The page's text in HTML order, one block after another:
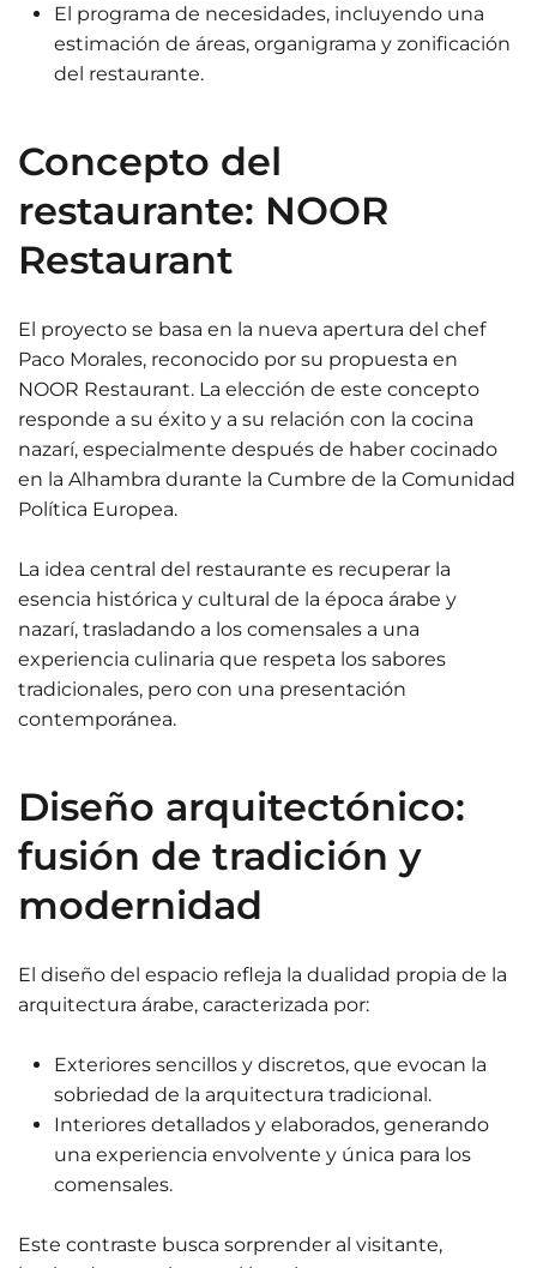
El programa de necesidades, incluyendo una
estimación de áreas, organigrama y zonificación
del restaurante.
Concepto del
restaurante: NOOR
Restaurant
El proyecto se basa en la nueva apertura del chef
Paco Morales, reconocido por su propuesta en
NOOR Restaurant. La elección de este concepto
responde a su éxito y a su relación con la cocina
nazarí, especialmente después de haber cocinado
en la Alhambra durante la Cumbre de la Comunidad
Política Europea.
La idea central del restaurante es recuperar la
esencia histórica y cultural de la época árabe y
nazarí, trasladando a los comensales a una
experiencia culinaria que respeta los sabores
tradicionales, pero con una presentación
contemporánea.
Diseño arquitectónico:
fusión de tradición y
modernidad
El diseño del espacio refleja la dualidad propia de la
arquitectura árabe, caracterizada por:
Exteriores sencillos y discretos, que evocan la
sobriedad de la arquitectura tradicional.
Interiores detallados y elaborados, generando
una experiencia envolvente y única para los
comensales.
Este contraste busca sorprender al visitante,